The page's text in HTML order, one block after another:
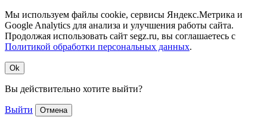
Мы используем файлы cookie, сервисы Яндекс.Метрика и
Google Analytics для анализа и улучшения работы сайта.
Продолжая использовать сайт segz.ru, вы соглашаетесь с
Политикой обработки персональных данных.
Ok
Вы действительно хотите выйти?
Выйти Отмена